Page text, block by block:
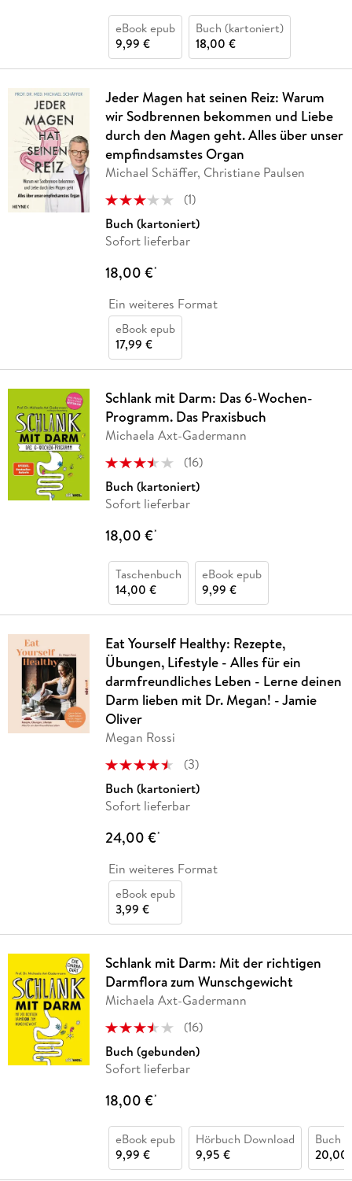
eBook epub
9,99 €
Buch (kartoniert)
18,00 €
Jeder Magen hat seinen Reiz: Warum
wir Sodbrennen bekommen und Liebe
durch den Magen geht. Alles über unser
empfindsamstes Organ
Michael Schäffer, Christiane Paulsen
(1)
Buch (kartoniert)
Sofort lieferbar
18,00 €*
Ein weiteres Format
eBook epub
17,99 €
Schlank mit Darm: Das 6-Wochen-
Programm. Das Praxisbuch
Michaela Axt-Gadermann
(16)
Buch (kartoniert)
Sofort lieferbar
18,00 €*
Taschenbuch
14,00 €
eBook epub
9,99 €
Eat Yourself Healthy: Rezepte,
Übungen, Lifestyle - Alles für ein
darmfreundliches Leben - Lerne deinen
Darm lieben mit Dr. Megan! - Jamie
Oliver
Megan Rossi
(3)
Buch (kartoniert)
Sofort lieferbar
24,00 €*
Ein weiteres Format
eBook epub
3,99 €
Schlank mit Darm: Mit der richtigen
Darmflora zum Wunschgewicht
Michaela Axt-Gadermann
(16)
Buch (gebunden)
Sofort lieferbar
18,00 €*
eBook epub
9,99 €
Hörbuch Download
9,95 €
Buch
20,00